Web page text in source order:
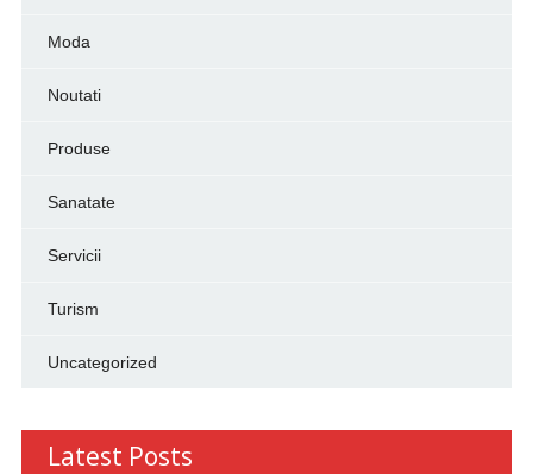
Moda
Noutati
Produse
Sanatate
Servicii
Turism
Uncategorized
Latest Posts